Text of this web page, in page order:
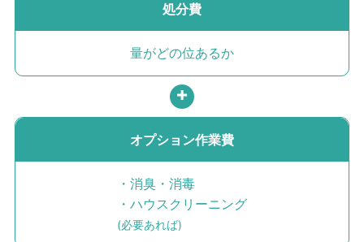
処分費
量がどの位あるか
オプション作業費
・消臭・消毒
・ハウスクリーニング
(必要あれば)